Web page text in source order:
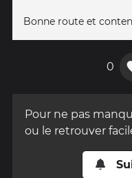
Bonne route et
0
Pour ne pas
ou le retrouver